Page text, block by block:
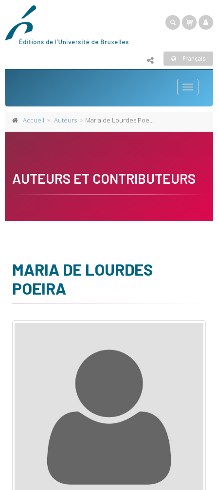
Français
Toggle
Accueil Auteurs Maria de Lourdes Poeira
AUTEURS ET CONTRIBUTEURS
MARIA DE LOURDES
POEIRA